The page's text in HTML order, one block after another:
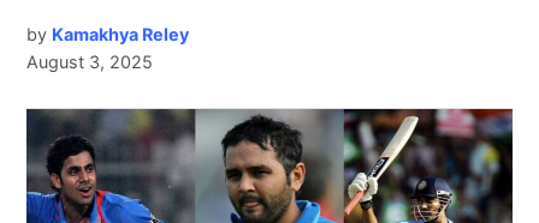
by Kamakhya Reley
August 3, 2025